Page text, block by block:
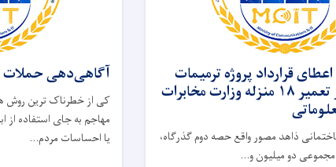
قرارداد پروژه ترمیمات
ساختمانی در تعمیر ۱۸ منزله وزارت مخابرات
ذاهد مصور واقع حصه دوم گذرگاه،
مجموعی دو میلیون و...
آگاهی‌دهی حملات
کی از خطرناک ‌ترین روش
مهاجم به ‌جای استفاده از
یا احساسات مردم...